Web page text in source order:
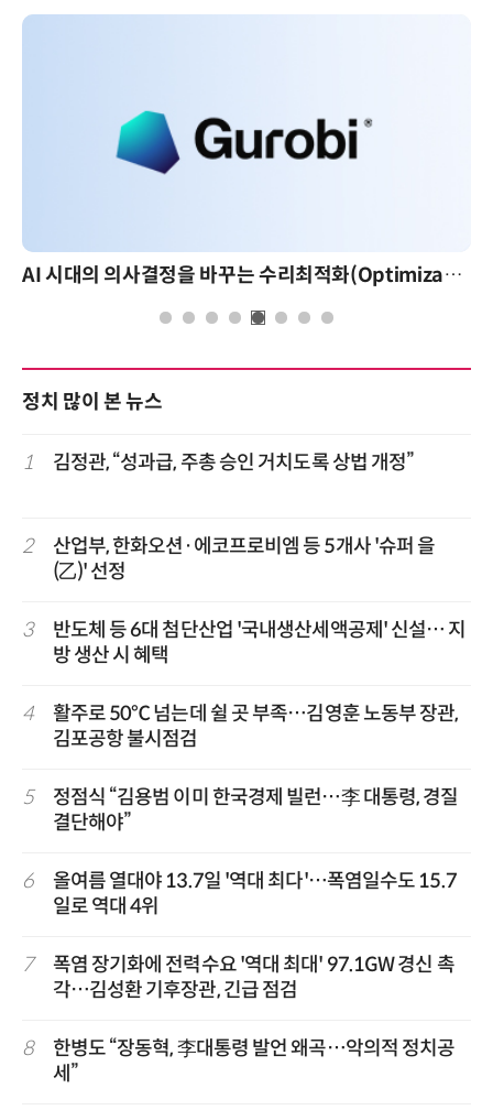
AI 시대의 의사결정을 바꾸는 수리최적화(Optimization): 실제 산업 적용 사례와 활용 전략 AI 핀옵스 실전 세미나: 폭증하는 AI 토큰
정치 많이 본 뉴스
1 김정관, “성과급, 주총 승인 거치도록 상법 개정”
2
산업부, 한화오션·에코프로비엠 등 5개사 '슈퍼 을
(乙)' 선정
3
반도체 등 6대 첨단산업 '국내생산세액공제' 신설… 지
방 생산 시 혜택
4
활주로 50℃ 넘는데 쉴 곳 부족…김영훈 노동부 장관,
김포공항 불시점검
5
정점식 “김용범 이미 한국경제 빌런…李 대통령, 경질
결단해야”
6
올여름 열대야 13.7일 '역대 최다'…폭염일수도 15.7
일로 역대 4위
7
폭염 장기화에 전력수요 '역대 최대' 97.1GW 경신 촉
각…김성환 기후장관, 긴급 점검
8
한병도 “장동혁, 李대통령 발언 왜곡…악의적 정치공
세”